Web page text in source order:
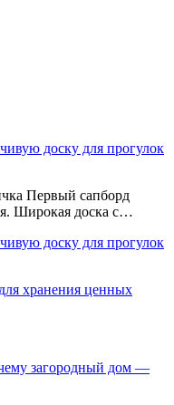
доску для прогулок
Первый сапборд
Широкая доска с…
доску для прогулок
хранения ценных
загородный дом —